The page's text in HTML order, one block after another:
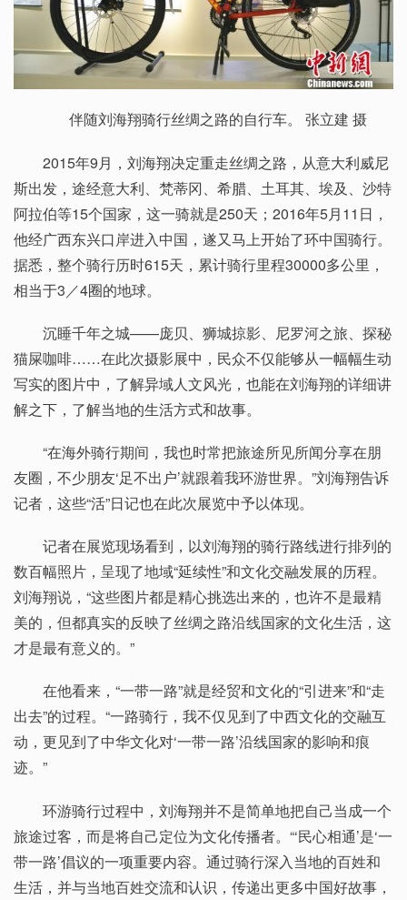
伴随刘海翔骑行丝绸之路的自行车。 张立建 摄
2015年9月，刘海翔决定重走丝绸之路，从意大利威尼
斯出发，途经意大利、梵蒂冈、希腊、土耳其、埃及、沙特
阿拉伯等15个国家，这一骑就是250天；2016年5月11日，
他经广西东兴口岸进入中国，遂又马上开始了环中国骑行。
据悉，整个骑行历时615天，累计骑行里程30000多公里，
相当于3／4圈的地球。
沉睡千年之城——庞贝、狮城掠影、尼罗河之旅、探秘
猫屎咖啡……在此次摄影展中，民众不仅能够从一幅幅生动
写实的图片中，了解异域人文风光，也能在刘海翔的详细讲
解之下，了解当地的生活方式和故事。
“在海外骑行期间，我也时常把旅途所见所闻分享在朋
友圈，不少朋友‘足不出户’就跟着我环游世界。”刘海翔告诉
记者，这些“活”日记也在此次展览中予以体现。
记者在展览现场看到，以刘海翔的骑行路线进行排列的
数百幅照片，呈现了地域“延续性”和文化交融发展的历程。
刘海翔说，“这些图片都是精心挑选出来的，也许不是最精
美的，但都真实的反映了丝绸之路沿线国家的文化生活，这
才是最有意义的。”
在他看来，“一带一路”就是经贸和文化的“引进来”和“走
出去”的过程。“一路骑行，我不仅见到了中西文化的交融互
动，更见到了中华文化对‘一带一路’沿线国家的影响和痕
迹。”
环游骑行过程中，刘海翔并不是简单地把自己当成一个
旅途过客，而是将自己定位为文化传播者。“‘民心相通’是‘一
带一路’倡议的一项重要内容。通过骑行深入当地的百姓和
生活，并与当地百姓交流和认识，传递出更多中国好故事，